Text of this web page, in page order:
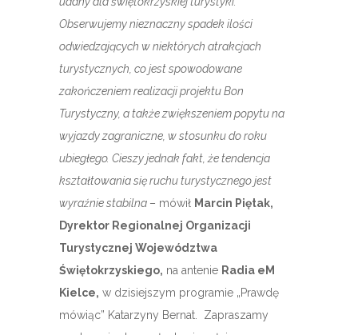
Obserwujemy nieznaczny spadek ilości
odwiedzających w niektórych atrakcjach
turystycznych, co jest spowodowane
zakończeniem realizacji projektu Bon
Turystyczny, a także zwiększeniem popytu na
wyjazdy zagraniczne, w stosunku do roku
ubiegłego. Cieszy jednak fakt, że tendencja
kształtowania się ruchu turystycznego jest
wyraźnie stabilna – mówił Marcin Piętak,
Dyrektor Regionalnej Organizacji
Turystycznej Województwa
Świętokrzyskiego, na antenie Radia eM
Kielce, w dzisiejszym programie „Prawdę
mówiąc” Katarzyny Bernat. Zapraszamy